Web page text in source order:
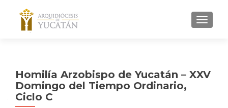
MENU
Homilía Arzobispo de Yucatán – XXV
Domingo del Tiempo Ordinario,
Ciclo C